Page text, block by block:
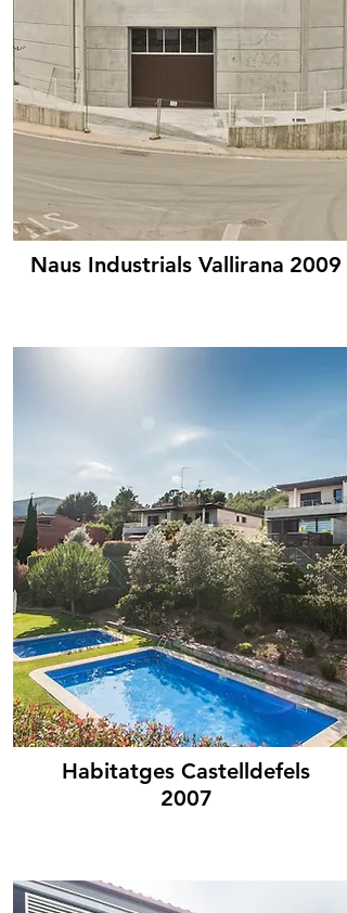
Naus Industrials Vallirana 2009
Habitatges Castelldefels
2007